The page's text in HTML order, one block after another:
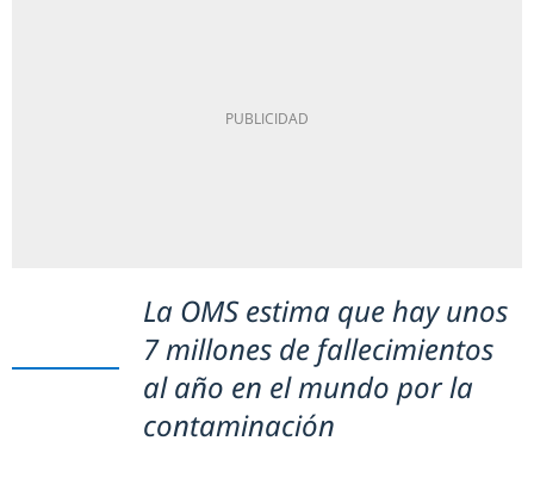
La OMS estima que hay unos
7 millones de fallecimientos
al año en el mundo por la
contaminación